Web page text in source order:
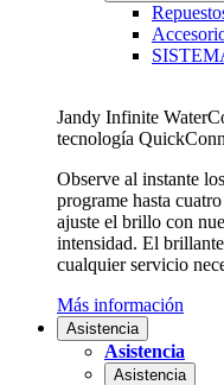
Jandy Infinite
tecnología
Observe al instante
programe hasta
ajuste el brillo con
intensidad. El
cualquier servicio
Más información
Asistencia
Asistencia
Asistencia